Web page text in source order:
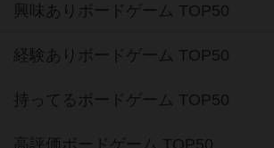
興味ありボードゲーム TOP50
経験ありボードゲーム TOP50
持ってるボードゲーム TOP50